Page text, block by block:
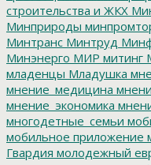
строительства и ЖКХ
Минприроды
Минтранс Минтруд
Минэнерго МИР митинг
младенцы Младушка
мнение_медицина
мнение_экономика
многодетные_семьи
мобильное приложение
Гвардия молодежный